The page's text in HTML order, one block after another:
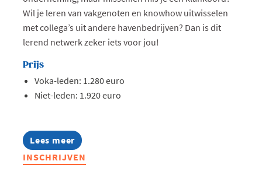
Wil je leren van vakgenoten en knowhow uitwisselen
met collega’s uit andere havenbedrijven? Dan is dit
lerend netwerk zeker iets voor jou!
Prijs
Voka-leden: 1.280 euro
Niet-leden: 1.920 euro
Lees meer
about
Lerend
Netwerk
INSCHRIJVEN